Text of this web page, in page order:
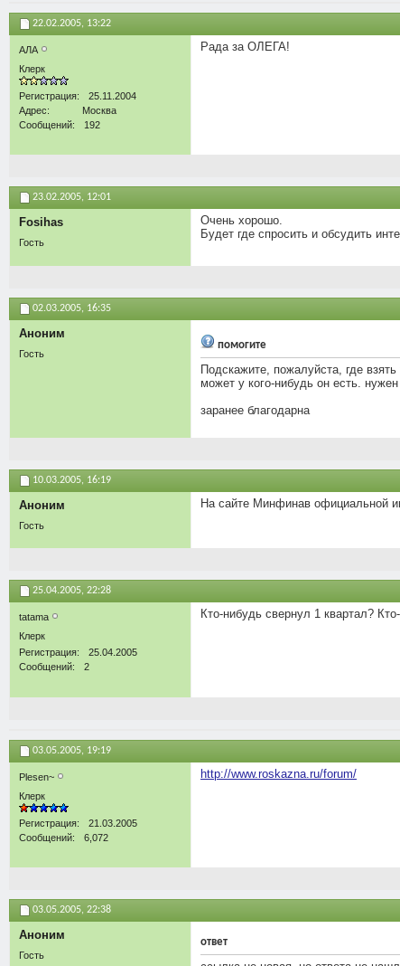
22.02.2005, 13:22
АЛА
Клерк
Регистрация
25.11.2004
Адрес
Москва
Сообщений
192
Рада за ОЛЕГА!
23.02.2005, 12:01
Fosihas
Гость
Очень хорошо.
Будет где спросить и обсудить
02.03.2005, 16:35
Аноним
Гость
помогите
Подскажите, пожалуйста, где
может у кого-нибудь он есть.
заранее благодарна
10.03.2005, 16:19
Аноним
Гость
На сайте Минфинав официальной
25.04.2005, 22:28
tatama
Клерк
Регистрация
25.04.2005
Сообщений
2
Кто-нибудь свернул 1 квартал?
03.05.2005, 19:19
Plesen~
Клерк
Регистрация
21.03.2005
Сообщений
6,072
http://www.roskazna.ru/forum/
03.05.2005, 22:38
Аноним
Гость
ответ